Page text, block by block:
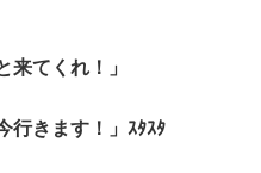
来てくれ！」
行きます！」ｽﾀｽﾀ